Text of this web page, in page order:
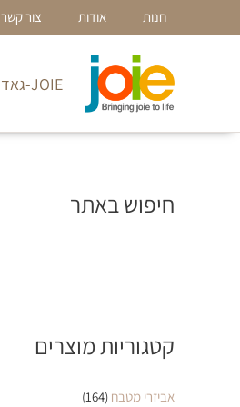
לתוכן
חנות אודות צור קשר
JOIE-גאדג'טים למטבח
חיפוש באתר
קטגוריות מוצרים
אביזרי מטבח (164)